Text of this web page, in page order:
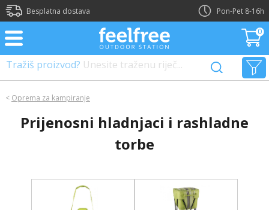
Besplatna dostava Pon-Pet 8-16h
0
Tražiš proizvod? Unesite traženu riječ...
< Oprema za kampiranje
Prijenosni hladnjaci i rashladne
torbe
?>